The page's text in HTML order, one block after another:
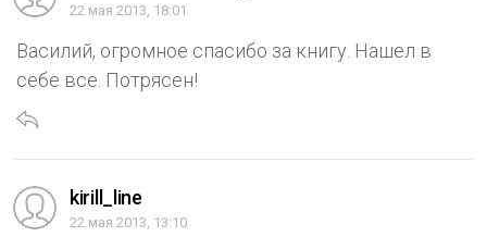
22 мая 2013, 18:01
Василий, огромное спасибо за книгу. Нашел в
себе все. Потрясен!
kirill_line
22 мая 2013, 13:10